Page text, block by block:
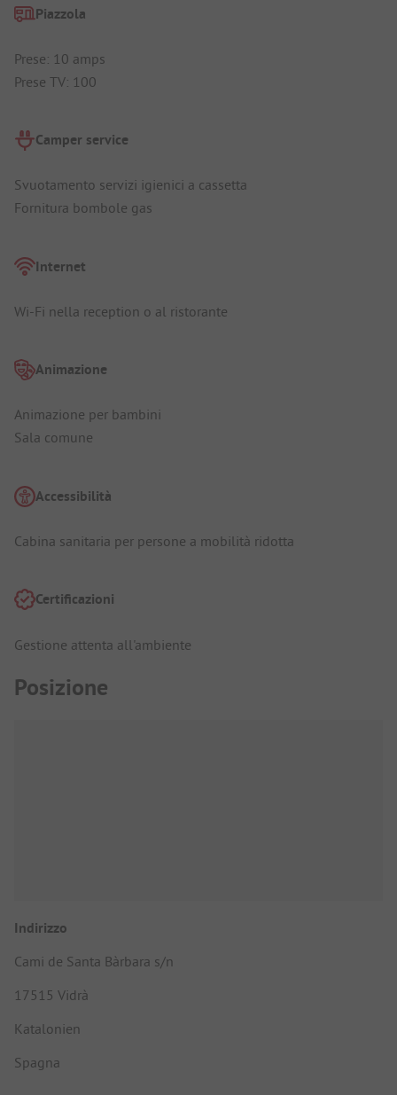
Piazzola
Prese: 10 amps
Prese TV: 100
Camper service
Svuotamento servizi igienici a cassetta
Fornitura bombole gas
Internet
Wi-Fi nella reception o al ristorante
Animazione
Animazione per bambini
Sala comune
Accessibilità
Cabina sanitaria per persone a mobilità ridotta
Certificazioni
Gestione attenta all'ambiente
Posizione
Indirizzo
Cami de Santa Bàrbara s/n
17515 Vidrà
Katalonien
Spagna